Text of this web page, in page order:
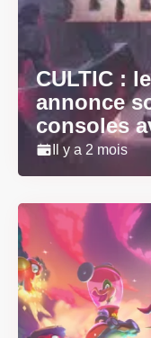
CULTIC :
annonce
consoles
Il y a 2 mois